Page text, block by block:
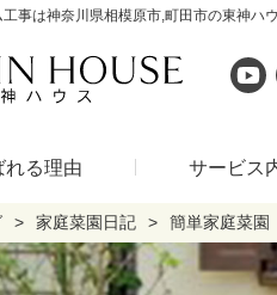
事は神奈川県相模原市,町田市の東神ハ
れる理由 サービス
家庭菜園日記 簡単家庭菜